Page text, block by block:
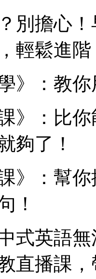
別擔心
輕鬆進階
》：教
》：比
夠了！
》：幫
！
式英語
直播課